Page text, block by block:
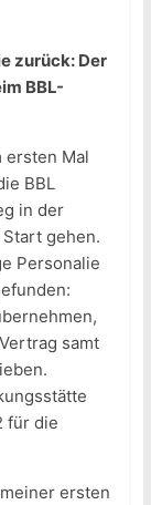
zurück: Der
BBL-
ersten Mal
BBL
in der
gehen.
Personalie
samt
für die
ersten